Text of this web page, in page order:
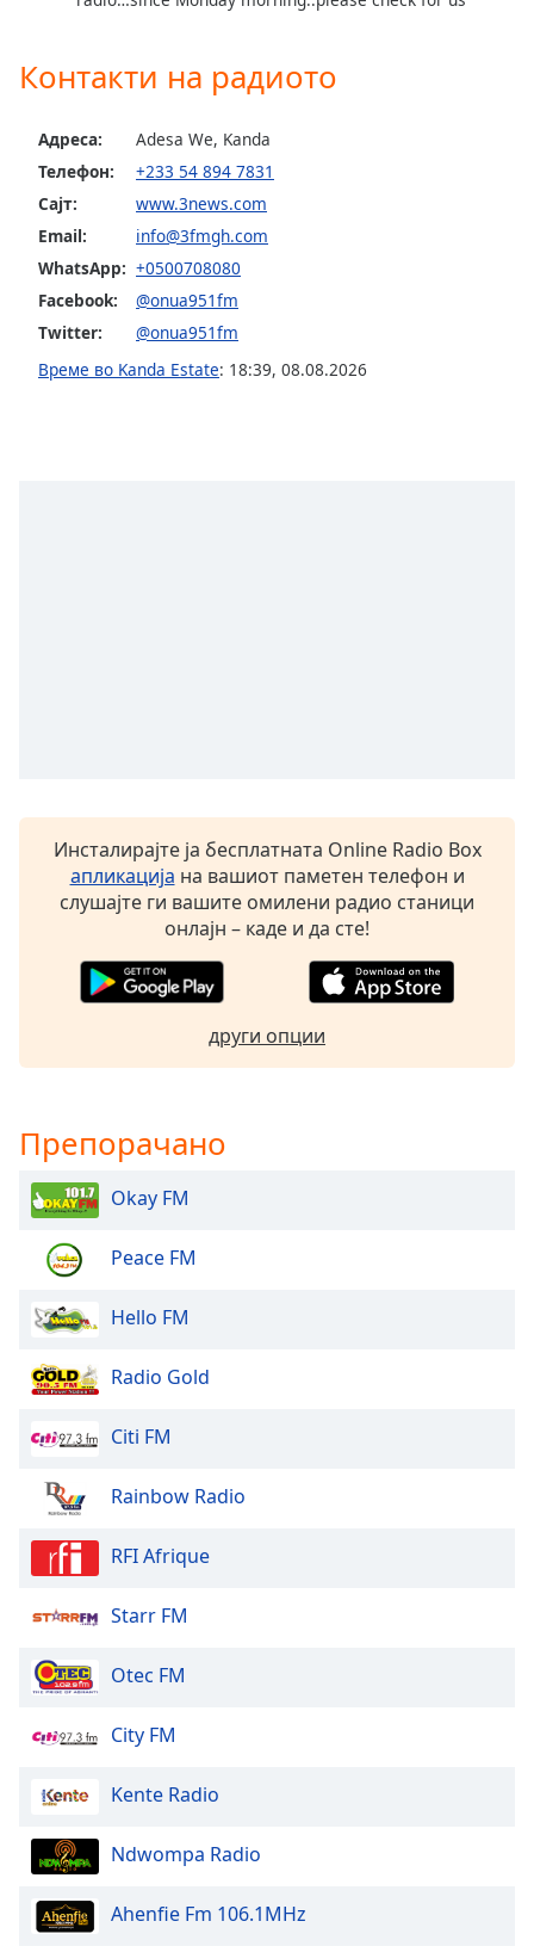
Opacity
Caption
Area
Background
Opacity
Font
dialog
window.
Контакти на радиото
Адреса:
Adesa We, Kanda
Телефон:
+233 54 894 7831
Сајт:
www.3news.com
Email:
info@3fmgh.com
WhatsApp: +0500708080
Facebook:
@onua951fm
Twitter:
@onua951fm
Време во Kanda Estate: 18:39, 08.08.2026
Инсталирајте ја бесплатната Online Radio Box
апликација на вашиот паметен телефон и
слушајте ги вашите омилени радио станици
онлајн – каде и да сте!
други опции
Препорачано
Okay FM
Peace FM
Hello FM
Radio Gold
Citi FM
Rainbow Radio
RFI Afrique
Starr FM
Otec FM
City FM
Kente Radio
Ndwompa Radio
Ahenfie Fm 106.1MHz